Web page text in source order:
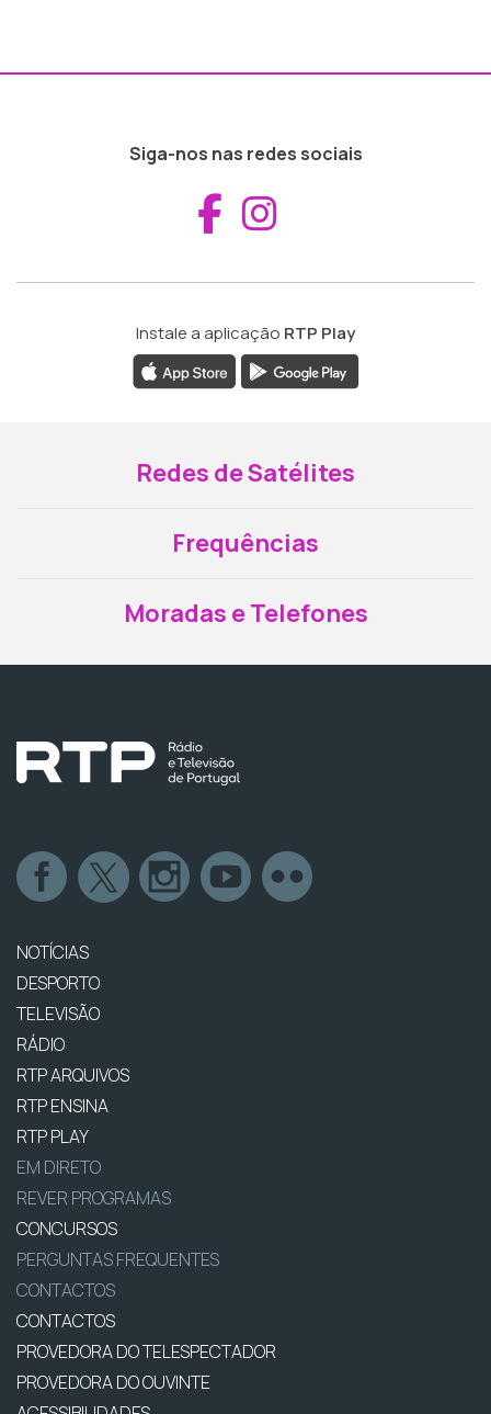
Siga-nos nas redes sociais
Aceder ao
Instale a aplicação RTP Play
Redes de Satélites
Frequências
Moradas e Telefones
NOTÍCIAS
DESPORTO
TELEVISÃO
RÁDIO
RTP ARQUIVOS
RTP ENSINA
RTP PLAY
EM DIRETO
REVER PROGRAMAS
CONCURSOS
PERGUNTAS FREQUENTES
CONTACTOS
CONTACTOS
PROVEDORA DO TELESPECTADOR
PROVEDORA DO OUVINTE